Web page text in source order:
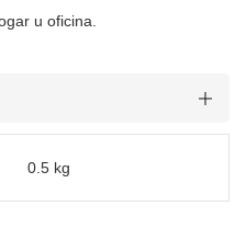
u oficina.
0.5 kg